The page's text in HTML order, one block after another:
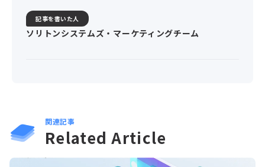
記事を書いた人
ソリトンシステムズ・マーケティングチーム
関連記事
Related Article